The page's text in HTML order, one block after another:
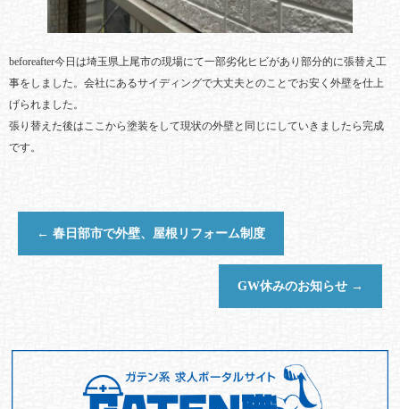
beforeafter今日は埼玉県上尾市の現場にて一部劣化ヒビがあり部分的に張替え工
事をしました。会社にあるサイディングで大丈夫とのことでお安く外壁を仕上
げられました。
張り替えた後はここから塗装をして現状の外壁と同じにしていきましたら完成
です。
← 春日部市で外壁、屋根リフォーム制度
GW休みのお知らせ →